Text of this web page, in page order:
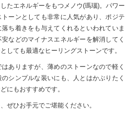
たエネルギーをもつメノウ(瑪瑙)。パワー
ーンとしても非常に人気があり、ポジテ
ち着きをも与えてくれるといわれていま
などのマイナスエネルギーを解消してく
しても最適なヒーリングストーンです。
ありますが、薄めのストーンなので軽く
シンプルな装いにも、人とはかぶりたく
にもおすすめです。
ぜひお手元でご堪能ください。